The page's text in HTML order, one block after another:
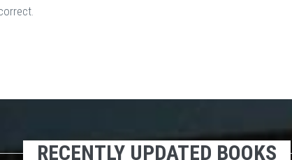
RECENTLY UPDATED BOOKS